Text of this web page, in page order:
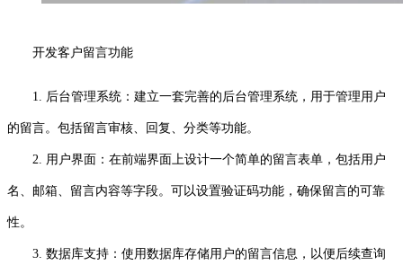
开发客户留言功能
1. 后台管理系统：建立一套完善的后台管理系统，用于管理用户
的留言。包括留言审核、回复、分类等功能。
2. 用户界面：在前端界面上设计一个简单的留言表单，包括用户
名、邮箱、留言内容等字段。可以设置验证码功能，确保留言的可靠
性。
3. 数据库支持：使用数据库存储用户的留言信息，以便后续查询